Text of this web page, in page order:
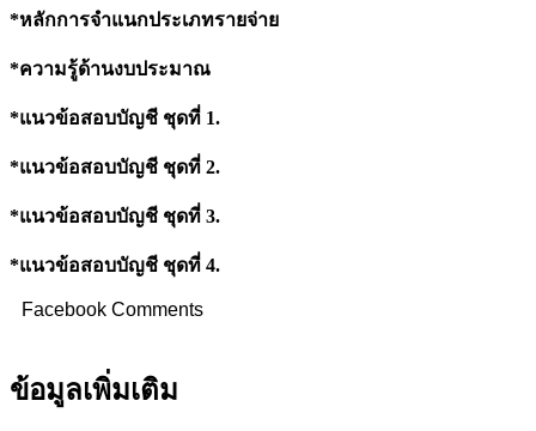
*หลักการจำแนกประเภทรายจ่าย
*ความรู้ด้านงบประมาณ
*แนวข้อสอบบัญชี ชุดที่ 1.
*แนวข้อสอบบัญชี ชุดที่ 2.
*แนวข้อสอบบัญชี ชุดที่ 3.
*แนวข้อสอบบัญชี ชุดที่ 4.
Facebook Comments
ข้อมูลเพิ่มเติม